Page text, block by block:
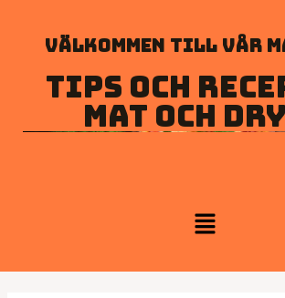
Välkommen till vår
Tips och
mat och